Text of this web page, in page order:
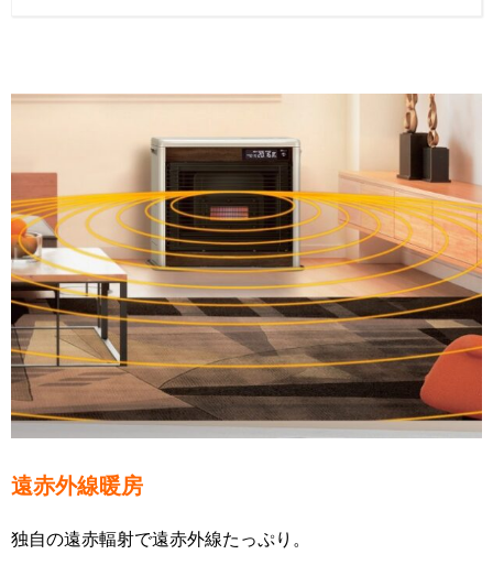
遠赤外線暖房
独自の遠赤輻射で遠赤外線たっぷり。